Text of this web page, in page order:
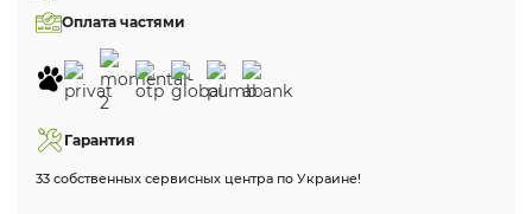
Оплата частями
Гарантия
33 собственных сервисных центра по Украине!